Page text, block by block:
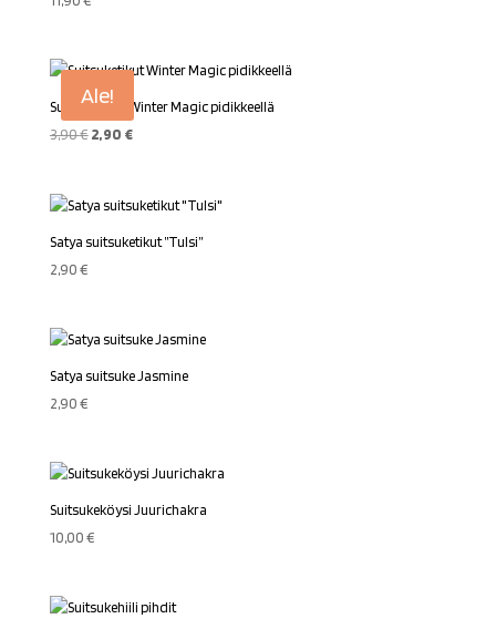
Ale!
Suitsuketikut Winter Magic pidikkeellä
3,90€ Alkuperäinen
3,90 €.
2,90 €Nykyinen
2,90 €.
Satya suitsuketikut ”Tulsi”
2,90€
Satya suitsuke Jasmine
2,90€
Suitsukeköysi Juurichakra
10,00€